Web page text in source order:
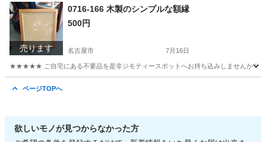
愛知 名古屋市 リユース
売ります
0716-166 木製のシンプルな額縁
500円
名古屋市 7月16日
★★★★★ ご自宅にある不要品を是非ジモティースポットへお持ち込みしませんか？
ページTOPへ
欲しいモノが見つからなかった方